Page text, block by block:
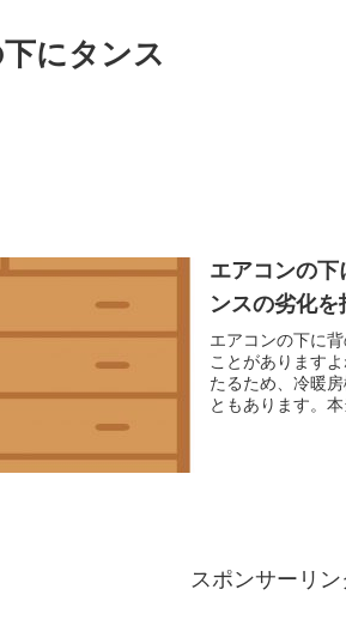
にタンス
エアコンの下
ンスの劣化を
エアコンの下に
ことがあります
たるため、冷暖
ともあります。
スポンサーリン